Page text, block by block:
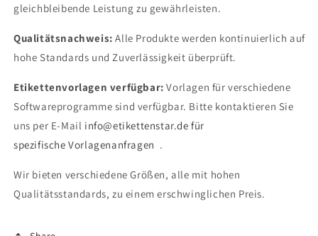
gleichbleibende Leistung zu gewährleisten.
Qualitätsnachweis: Alle Produkte werden kontinuierlich auf
hohe Standards und Zuverlässigkeit überprüft.
Etikettenvorlagen verfügbar: Vorlagen für verschiedene
Softwareprogramme sind verfügbar. Bitte kontaktieren Sie
uns per E-Mail info@etikettenstar.de für
spezifischeVorlagenanfragen .
Wir bieten verschiedene Größen, alle mit hohen
Qualitätsstandards, zu einem erschwinglichen Preis.